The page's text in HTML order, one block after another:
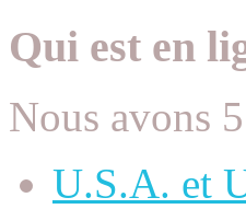
Qui est en
Nous avons
U.S.A. et